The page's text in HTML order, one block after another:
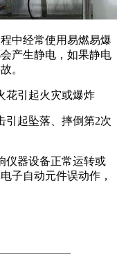
中经常使用易燃易爆
产生静电，如果静电
。
花引起火灾或爆炸
引起坠落、摔倒第2次
仪器设备正常运转或
子自动元件误动作，